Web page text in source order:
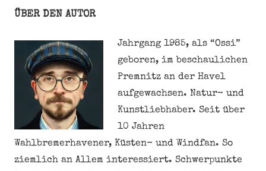
ÜBER DEN AUTOR
Jahrgang 1985, als “Ossi”
geboren, im beschaulichen
Premnitz an der Havel
aufgewachsen. Natur- und
Kunstliebhaber. Seit über
10 Jahren
Wahlbremerhavener, Küsten- und Windfan. So
ziemlich an Allem interessiert. Schwerpunkte